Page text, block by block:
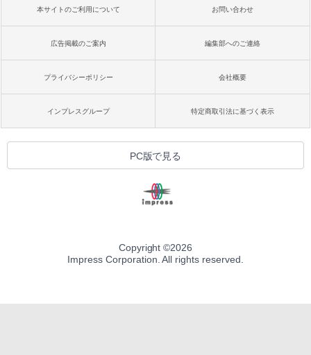
本サイトのご利用について お問い合わせ
広告掲載のご案内 編集部へのご連絡
プライバシーポリシー 会社概要
インプレスグループ 特定商取引法に基づく表示
PC版で見る
Copyright ©2026
Impress Corporation. All rights reserved.